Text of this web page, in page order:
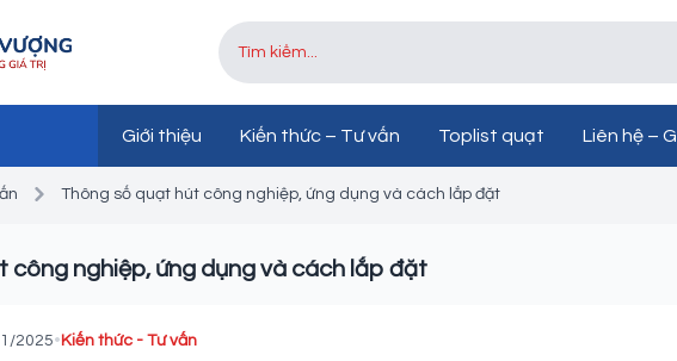
Giới thiệu Kiến thức – Tư vấn Toplist quạt Liên hệ –
Thông số quạt hút công nghiệp, ứng dụng và cách lắp đặt
công nghiệp, ứng dụng và cách lắp đặt
2025• Kiến thức - Tư vấn